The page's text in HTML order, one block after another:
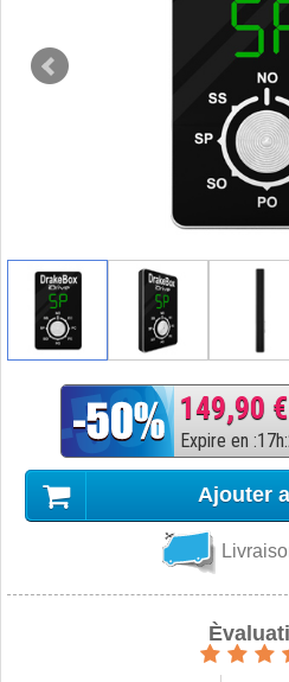
149,90 €
Expire en :17h:
Ajouter